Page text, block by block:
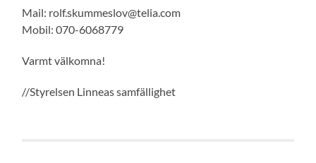
Mail: rolf.skummeslov@telia.com
Mobil: 070-6068779
Varmt välkomna!
//Styrelsen Linneas samfällighet